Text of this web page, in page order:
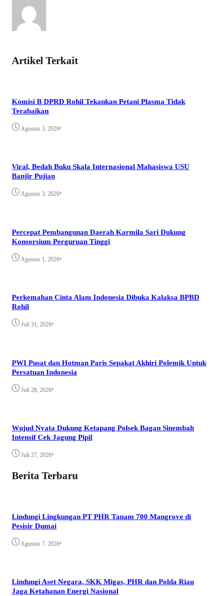
Artikel Terkait
Komisi B DPRD Rohil Tekankan Petani Plasma Tidak
Terabaikan
Agustus 3, 2026•
Viral, Bedah Buku Skala Internasional Mahasiswa USU
Banjir Pujian
Agustus 3, 2026•
Percepat Pembangunan Daerah Karmila Sari Dukung
Konsorsium Perguruan Tinggi
Agustus 1, 2026•
Perkemahan Cinta Alam Indonesia Dibuka Kalaksa BPBD
Rohil
Juli 31, 2026•
PWI Pusat dan Hotman Paris Sepakat Akhiri Polemik Untuk
Persatuan Indonesia
Juli 28, 2026•
Wujud Nyata Dukung Ketapang Polsek Bagan Sinembah
Intensif Cek Jagung Pipil
Juli 27, 2026•
Berita Terbaru
Lindungi Lingkungan PT PHR Tanam 700 Mangrove di
Pesisir Dumai
Agustus 7, 2026•
Lindungi Aset Negara, SKK Migas, PHR dan Polda Riau
Jaga Ketahanan Energi Nasional